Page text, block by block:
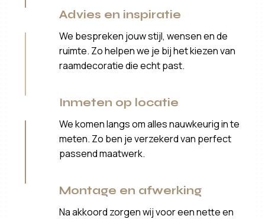
Advies en inspiratie
We bespreken jouw stijl, wensen en de
ruimte. Zo helpen we je bij het kiezen van
raamdecoratie die echt past.
Inmeten op locatie
We komen langs om alles nauwkeurig in te
meten. Zo ben je verzekerd van perfect
passend maatwerk.
Montage en afwerking
Na akkoord zorgen wij voor een nette en